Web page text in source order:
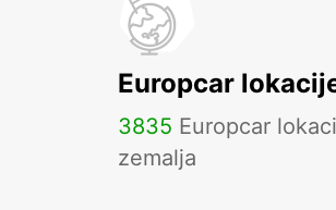
Europcar
3835 Europcar
zemalja